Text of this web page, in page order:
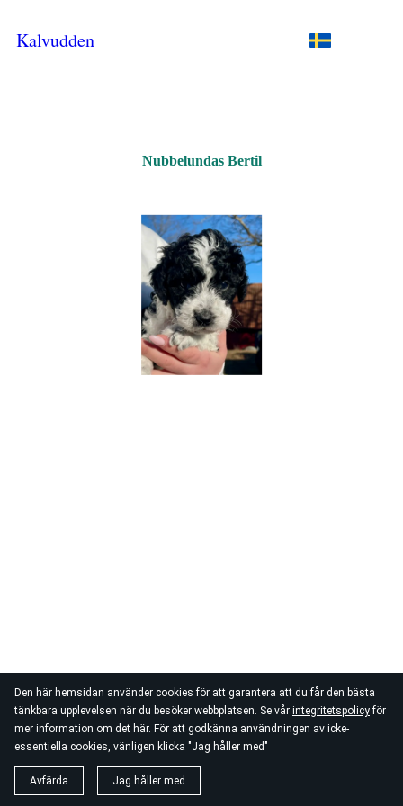
Den här hemsidan använder cookies för att garantera att du får den bästa
tänkbara upplevelsen när du besöker webbplatsen. Se vår integritetspolicyför
mer information om det här. För att godkänna användningen av icke-
essentiella cookies, vänligen klicka "Jag håller med"
Avfärda Jag håller med
Kalvudden
Nubbelundas Bertil